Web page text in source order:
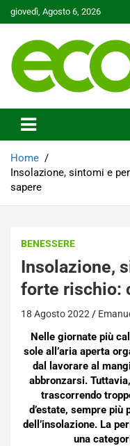
Skip
to
giovedì, Agosto 6, 2026
Ecoo.it
Home
Insolazione, sintomi e
sapere
BENESSERE
Insolazione,
forte rischio:
18 Agosto 2022
Nelle giornate più
sole all’aria aperta
dal lavorare al
abbronzarsi.
trascorrendo
d’estate, sempre
dell’insolazione. La
una